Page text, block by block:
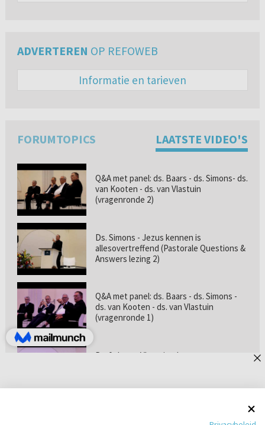
ADVERTEREN OP REFOWEB
Informatie en tarieven
FORUMTOPICS LAATSTE VIDEO'S
Q&A met panel: ds. Baars - ds. Simons- ds.
van Kooten - ds. van Vlastuin
(vragenronde 2)
Ds. Simons - Jezus kennen is
allesovertreffend (Pastorale Questions &
Answers lezing 2)
Q&A met panel: ds. Baars - ds. Simons -
ds. van Kooten - ds. van Vlastuin
(vragenronde 1)
Prof. dr. van Vlastuin - Is